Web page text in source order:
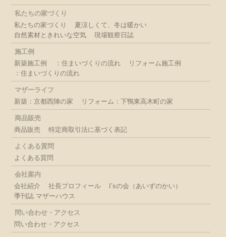
私たちの家づくり
私たちの家づくり
夏涼しくて、冬は暖かい
自然素材ときれいな空気
現場観察日誌
施工例
新築施工例
：住まいづくりの流れ
リフォーム施工例
：住まいづくりの流れ
マザーライフ
新築：京都西陣の家
リフォーム：下鴨東高木町の家
商品販売
商品販売
特定商取引法に基づく表記
よくある質問
よくある質問
会社案内
会社紹介
社長プロフィール
I’sの会（あいずのかい）
季刊誌 マザーハウス
問い合わせ・アクセス
問い合わせ・アクセス